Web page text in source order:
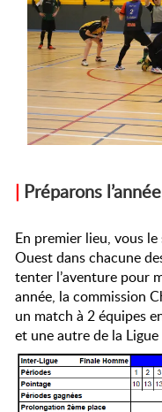
| Préparons
En premier lieu, vous
Ouest dans chacune
tenter l’aventure pour
année, la commission
un match à 2 équipes
et une autre de la Ligue